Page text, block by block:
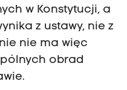
w Konstytucji, a
z ustawy, nie z
nie ma więc
obrad